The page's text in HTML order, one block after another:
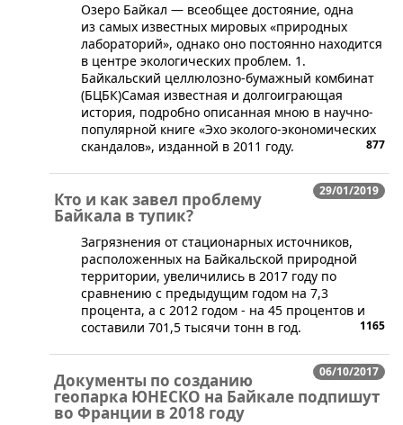
​Озеро Байкал — всеобщее достояние, одна
из самых известных мировых «природных
лабораторий», однако оно постоянно находится
в центре экологических проблем. 1.
Байкальский целлюлозно-бумажный комбинат
(БЦБК)Самая известная и долгоиграющая
история, подробно описанная мною в научно-
популярной книге «Эхо эколого-экономических
скандалов», изданной в 2011 году.
877
29/01/2019
Кто и как завел проблему
Байкала в тупик?
​Загрязнения от стационарных источников,
расположенных на Байкальской природной
территории, увеличились в 2017 году по
сравнению с предыдущим годом на 7,3
процента, а с 2012 годом - на 45 процентов и
составили 701,5 тысячи тонн в год.
1165
06/10/2017
Документы по созданию
геопарка ЮНЕСКО на Байкале подпишут
во Франции в 2018 году